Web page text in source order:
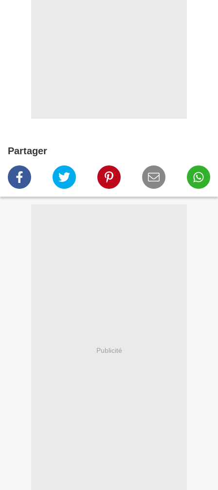
Partager
Publicité